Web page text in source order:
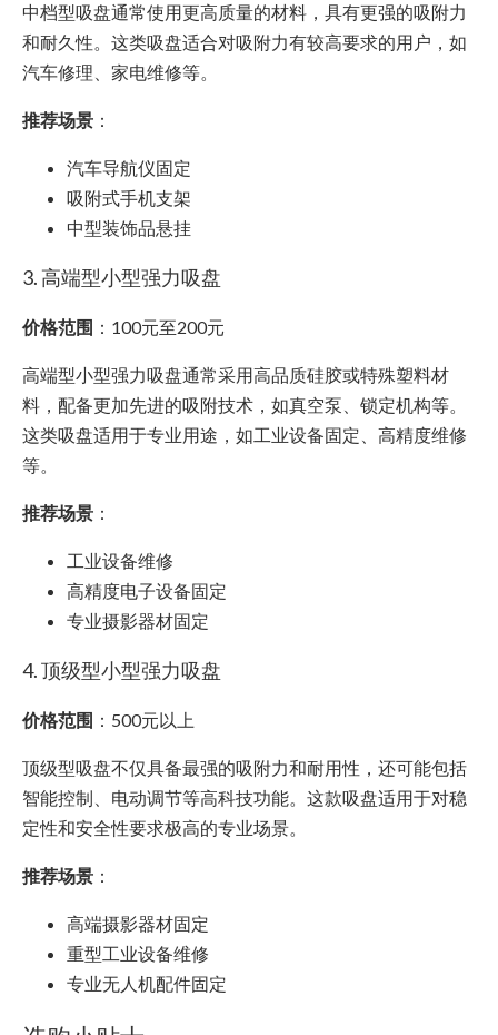
中档型吸盘通常使用更高质量的材料，具有更强的吸附力
和耐久性。这类吸盘适合对吸附力有较高要求的用户，如
汽车修理、家电维修等。
推荐场景 ：
汽车导航仪固定
吸附式手机支架
中型装饰品悬挂
3. 高端型小型强力吸盘
价格范围 ：100元至200元
高端型小型强力吸盘通常采用高品质硅胶或特殊塑料材
料，配备更加先进的吸附技术，如真空泵、锁定机构等。
这类吸盘适用于专业用途，如工业设备固定、高精度维修
等。
推荐场景 ：
工业设备维修
高精度电子设备固定
专业摄影器材固定
4. 顶级型小型强力吸盘
价格范围 ：500元以上
顶级型吸盘不仅具备最强的吸附力和耐用性，还可能包括
智能控制、电动调节等高科技功能。这款吸盘适用于对稳
定性和安全性要求极高的专业场景。
推荐场景 ：
高端摄影器材固定
重型工业设备维修
专业无人机配件固定